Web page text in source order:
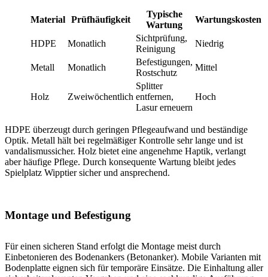
Material Prüfhäufigkeit
Typische
Wartung
Wartungskosten
HDPE Monatlich
Sichtprüfung,
Reinigung
Niedrig
Metall Monatlich
Befestigungen,
Rostschutz
Mittel
Holz Zweiwöchentlich
Splitter
entfernen,
Lasur erneuern
Hoch
HDPE überzeugt durch geringen Pflegeaufwand und beständige
Optik. Metall hält bei regelmäßiger Kontrolle sehr lange und ist
vandalismussicher. Holz bietet eine angenehme Haptik, verlangt
aber häufige Pflege. Durch konsequente Wartung bleibt jedes
Spielplatz Wipptier sicher und ansprechend.
Montage und Befestigung
Für einen sicheren Stand erfolgt die Montage meist durch
Einbetonieren des Bodenankers (Betonanker). Mobile Varianten mit
Bodenplatte eignen sich für temporäre Einsätze. Die Einhaltung aller